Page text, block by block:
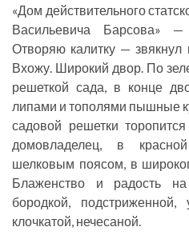
«Дом действительного
Васильевича Барсова»
Отворяю калитку — звякнул
Вхожу. Широкий двор. По
решеткой сада, в конце
липами и тополями пышные
садовой решетки
домовладелец, в
шелковым поясом, в
Блаженство и радость
бородкой,
клочкатой, нечесаной.